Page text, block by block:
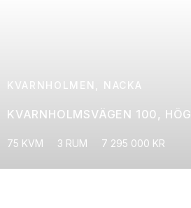
KVARNHOLMEN, NACKA
KVARNHOLMSVÄGEN 100,
75 KVM 3 RUM 7 295 000 KR